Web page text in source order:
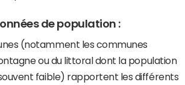
de population :
(notamment les communes
ou du littoral dont la population
faible) rapportent les différents